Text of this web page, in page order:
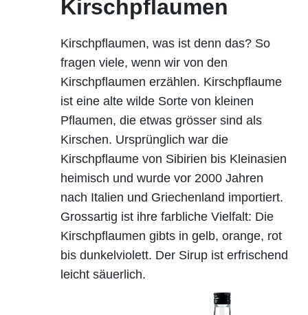
Kirschpflaumen
Kirschpflaumen, was ist denn das? So
fragen viele, wenn wir von den
Kirschpflaumen erzählen. Kirschpflaume
ist eine alte wilde Sorte von kleinen
Pflaumen, die etwas grösser sind als
Kirschen. Ursprünglich war die
Kirschpflaume von Sibirien bis Kleinasien
heimisch und wurde vor 2000 Jahren
nach Italien und Griechenland importiert.
Grossartig ist ihre farbliche Vielfalt: Die
Kirschpflaumen gibts in gelb, orange, rot
bis dunkelviolett. Der Sirup ist erfrischend
leicht säuerlich.